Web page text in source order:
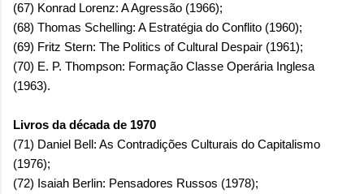
(67) Konrad Lorenz: A Agressão (1966);
(68) Thomas Schelling: A Estratégia do Conflito (1960);
(69) Fritz Stern: The Politics of Cultural Despair (1961);
(70) E. P. Thompson: Formação Classe Operária Inglesa
(1963).
Livros da década de 1970
(71) Daniel Bell: As Contradições Culturais do Capitalismo
(1976);
(72) Isaiah Berlin: Pensadores Russos (1978);